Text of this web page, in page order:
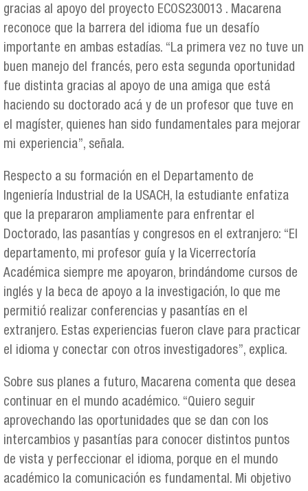
gracias al apoyo del proyecto ECOS230013 . Macarena
reconoce que la barrera del idioma fue un desafío
importante en ambas estadías. “La primera vez no tuve un
buen manejo del francés, pero esta segunda oportunidad
fue distinta gracias al apoyo de una amiga que está
haciendo su doctorado acá y de un profesor que tuve en
el magíster, quienes han sido fundamentales para mejorar
mi experiencia”, señala.
Respecto a su formación en el Departamento de
Ingeniería Industrial de la USACH, la estudiante enfatiza
que la prepararon ampliamente para enfrentar el
Doctorado, las pasantías y congresos en el extranjero: “El
departamento, mi profesor guía y la Vicerrectoría
Académica siempre me apoyaron, brindándome cursos de
inglés y la beca de apoyo a la investigación, lo que me
permitió realizar conferencias y pasantías en el
extranjero. Estas experiencias fueron clave para practicar
el idioma y conectar con otros investigadores”, explica.
Sobre sus planes a futuro, Macarena comenta que desea
continuar en el mundo académico. “Quiero seguir
aprovechando las oportunidades que se dan con los
intercambios y pasantías para conocer distintos puntos
de vista y perfeccionar el idioma, porque en el mundo
académico la comunicación es fundamental. Mi objetivo